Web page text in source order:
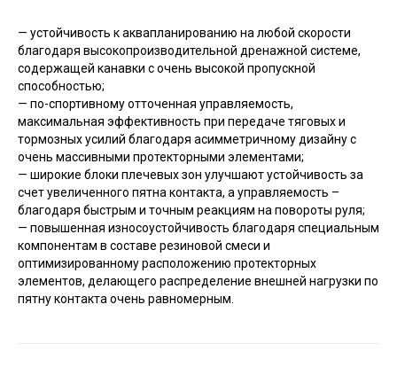
— устойчивость к аквапланированию на любой скорости
благодаря высокопроизводительной дренажной системе,
содержащей канавки с очень высокой пропускной
способностью;
— по-спортивному отточенная управляемость,
максимальная эффективность при передаче тяговых и
тормозных усилий благодаря асимметричному дизайну с
очень массивными протекторными элементами;
— широкие блоки плечевых зон улучшают устойчивость за
счет увеличенного пятна контакта, а управляемость –
благодаря быстрым и точным реакциям на повороты руля;
— повышенная износоустойчивость благодаря специальным
компонентам в составе резиновой смеси и
оптимизированному расположению протекторных
элементов, делающего распределение внешней нагрузки по
пятну контакта очень равномерным.